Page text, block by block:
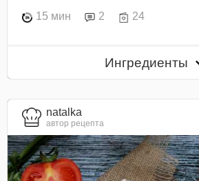
15 мин 2 24
Ингредиенты
natalka
автор рецепта